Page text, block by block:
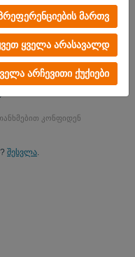
მართვ
ყველა არასავალდ
არჩევითი ქუქიები
ვალდებულებისგან
კონფიდენ
შესვლა.